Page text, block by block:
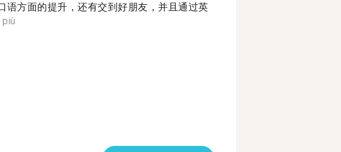
语方面的提升，还有交到好朋友，并且通过英